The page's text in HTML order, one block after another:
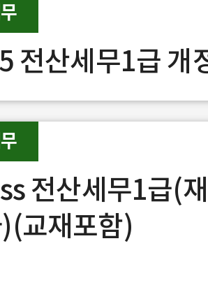
전산세무1급 개
전산세무1급(
교재포함)